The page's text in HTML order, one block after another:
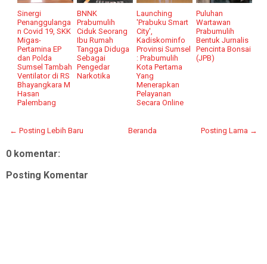
Sinergi
Penanggulanga
n Covid 19, SKK
Migas-
Pertamina EP
dan Polda
Sumsel Tambah
Ventilator di RS
Bhayangkara M
Hasan
Palembang
BNNK
Prabumulih
Ciduk Seorang
Ibu Rumah
Tangga Diduga
Sebagai
Pengedar
Narkotika
Launching
'Prabuku Smart
City',
Kadiskominfo
Provinsi Sumsel
: Prabumulih
Kota Pertama
Yang
Menerapkan
Pelayanan
Secara Online
Puluhan
Wartawan
Prabumulih
Bentuk Jurnalis
Pencinta Bonsai
(JPB)
← Posting Lebih Baru Posting Lama →
Beranda
0 komentar:
Posting Komentar